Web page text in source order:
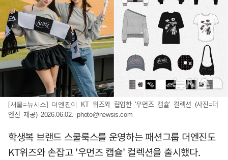
[서울=뉴시스] 더엔진이 KT 위즈와 협업한 '우먼즈 캡슐' 컬렉션 (사진=더
엔진 제공) 2026.06.02.photo@newsis.com
학생복 브랜드 스쿨룩스를 운영하는 패션그룹 더엔진도
KT위즈와 손잡고 '우먼즈 캡슐' 컬렉션을 출시했다.